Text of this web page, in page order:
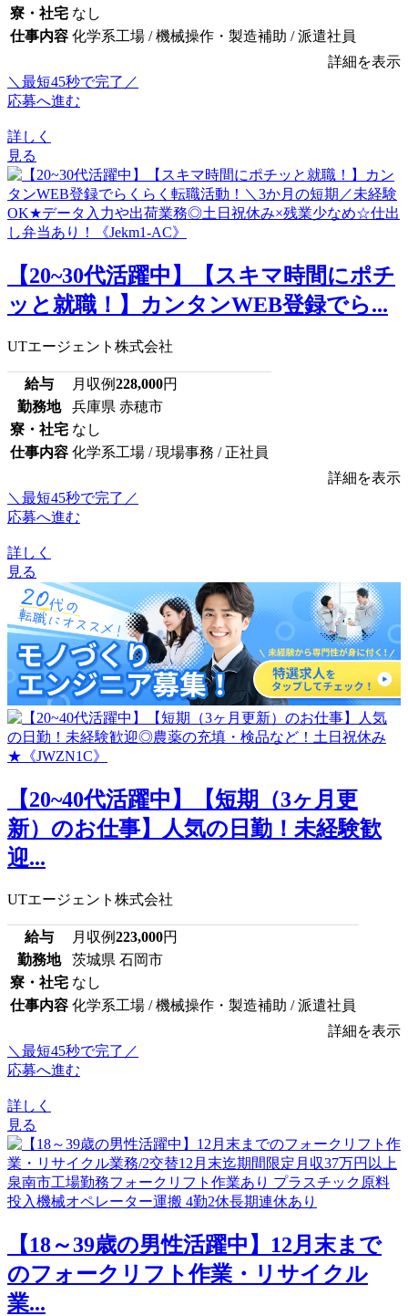
寮・社宅 なし
仕事内容 化学系工場 / 機械操作・製造補助 / 派遣社員
詳細を表示
＼最短45秒で完了／
応募へ進む
詳しく
見る
【20~30代活躍中】【スキマ時間にポチ
ッと就職！】カンタンWEB登録でら...
UTエージェント株式会社
給与 月収例228,000円
勤務地
兵庫県 赤穂市
寮・社宅 なし
仕事内容 化学系工場 / 現場事務 / 正社員
詳細を表示
＼最短45秒で完了／
応募へ進む
詳しく
見る
【20~40代活躍中】【短期（3ヶ月更
新）のお仕事】人気の日勤！未経験歓
迎...
UTエージェント株式会社
給与 月収例223,000円
勤務地
茨城県 石岡市
寮・社宅 なし
仕事内容 化学系工場 / 機械操作・製造補助 / 派遣社員
詳細を表示
＼最短45秒で完了／
応募へ進む
詳しく
見る
【18～39歳の男性活躍中】12月末まで
のフォークリフト作業・リサイクル
業...